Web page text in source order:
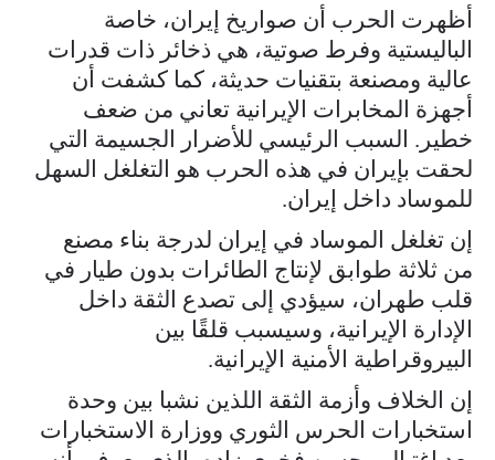
أظهرت الحرب أن صواريخ إيران، خاصة
الباليستية وفرط صوتية، هي ذخائر ذات قدرات
عالية ومصنعة بتقنيات حديثة، كما كشفت أن
أجهزة المخابرات الإيرانية تعاني من ضعف
خطير. السبب الرئيسي للأضرار الجسيمة التي
لحقت بإيران في هذه الحرب هو التغلغل السهل
للموساد داخل إيران.
إن تغلغل الموساد في إيران لدرجة بناء مصنع
من ثلاثة طوابق لإنتاج الطائرات بدون طيار في
قلب طهران، سيؤدي إلى تصدع الثقة داخل
الإدارة الإيرانية، وسيسبب قلقًا بين
البيروقراطية الأمنية الإيرانية.
إن الخلاف وأزمة الثقة اللذين نشبا بين وحدة
استخبارات الحرس الثوري ووزارة الاستخبارات